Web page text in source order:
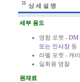
상 세 설 명
세부 용도
명함 포켓 - DM
또는 인사장 등
라벨 포켓 - 캐
일회용 명찰
원재료